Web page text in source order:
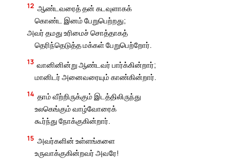
12 ஆண்டவரைத் தன் கடவுளாகக்
கொண்ட இனம் பேறுபெற்றது;
அவர் தமது உரிமைச் சொத்தாகத்
தெரிந்தெடுத்த மக்கள் பேறுபெற்றோர்.
13 வானினின்று ஆண்டவர் பார்க்கின்றார்;
மானிடர் அனைவரையும் காண்கின்றார்.
14 தாம் வீற்றிருக்கும் இடத்திலிருந்து
உலகெங்கும் வாழ்வோரைக்
கூர்ந்து நோக்குகின்றார்.
15 அவர்களின் உள்ளங்களை
உருவாக்குகின்றவர் அவரே!